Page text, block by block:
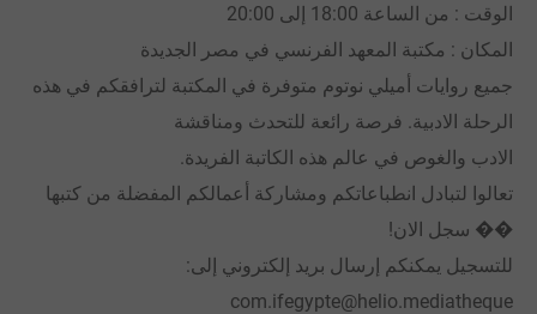
الوقت : من الساعة 18:00 إلى 20:00
المكان : مكتبة المعهد الفرنسي في مصر الجديدة
جميع روايات أميلي نوتوم متوفرة في المكتبة لترافقكم في هذه
الرحلة الادبية. فرصة رائعة للتحدث ومناقشة
الادب والغوص في عالم هذه الكاتبة الفريدة.
تعالوا لتبادل انطباعاتكم ومشاركة أعمالكم المفضلة من كتبها
�� سجل الان!
للتسجيل يمكنكم إرسال بريد إلكتروني إلى:
com.ifegypte@helio.mediatheque